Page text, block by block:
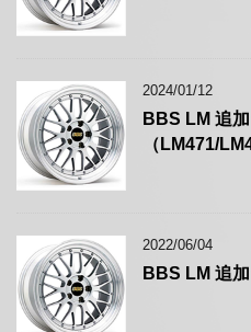
2024/01/12
BBS LM 追
（LM471/
2022/06/04
BBS LM 追